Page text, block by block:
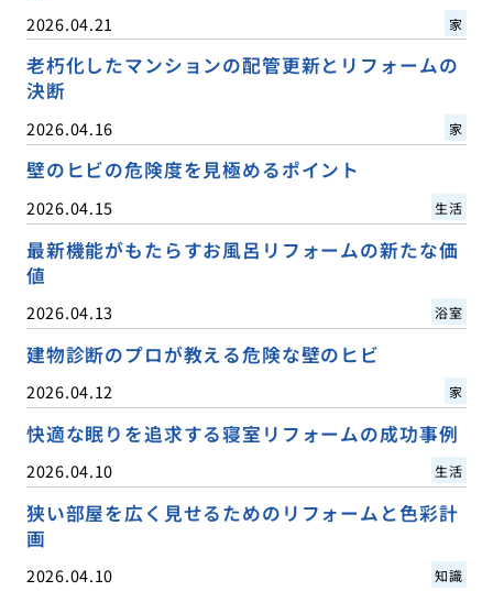
2026.04.21 家
老朽化したマンションの配管更新とリフォームの
決断
2026.04.16 家
壁のヒビの危険度を見極めるポイント
2026.04.15 生活
最新機能がもたらすお風呂リフォームの新たな価
値
2026.04.13 浴室
建物診断のプロが教える危険な壁のヒビ
2026.04.12 家
快適な眠りを追求する寝室リフォームの成功事例
2026.04.10 生活
狭い部屋を広く見せるためのリフォームと色彩計
画
2026.04.10 知識